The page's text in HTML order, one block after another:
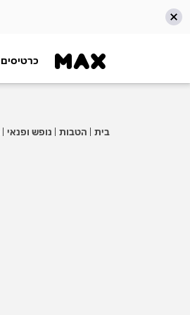
כרטיסים
בית הטבות נופש ופנאי